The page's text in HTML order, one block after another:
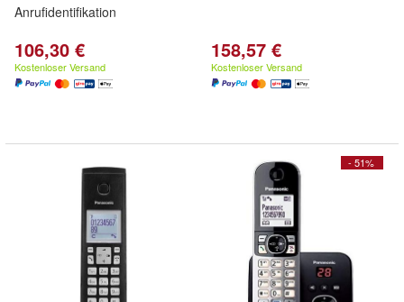
Anrufidentifikation
106,30 €
Kostenloser Versand
158,57 €
Kostenloser Versand
- 51%